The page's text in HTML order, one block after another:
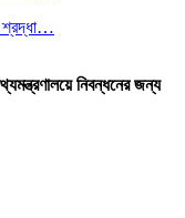
শ্রদ্ধা…
নিবন্ধনের জন্য